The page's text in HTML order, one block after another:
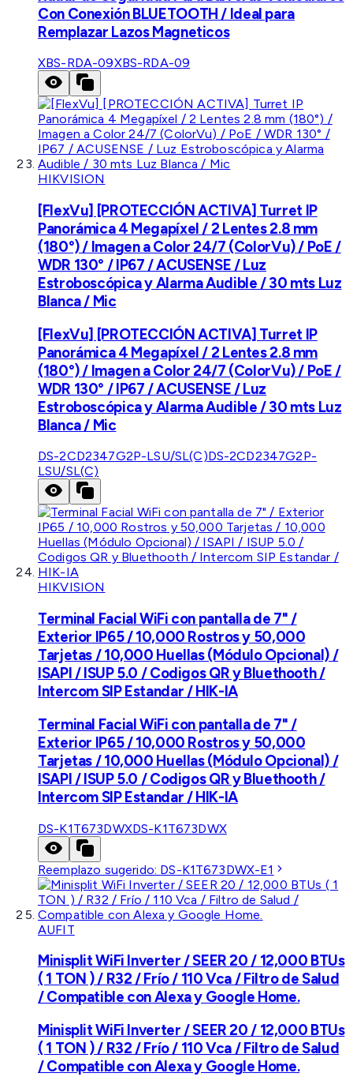
Con Conexión BLUETOOTH / Ideal para
Remplazar Lazos Magneticos
XBS-RDA-09XBS-RDA-09
HIKVISION
[FlexVu] [PROTECCIÓN ACTIVA] Turret IP
Panorámica 4 Megapíxel / 2 Lentes 2.8 mm
(180°) / Imagen a Color 24/7 (ColorVu) / PoE /
WDR 130° / IP67 / ACUSENSE / Luz
Estroboscópica y Alarma Audible / 30 mts Luz
Blanca / Mic
[FlexVu] [PROTECCIÓN ACTIVA] Turret IP
Panorámica 4 Megapíxel / 2 Lentes 2.8 mm
(180°) / Imagen a Color 24/7 (ColorVu) / PoE /
WDR 130° / IP67 / ACUSENSE / Luz
Estroboscópica y Alarma Audible / 30 mts Luz
Blanca / Mic
DS-2CD2347G2P-LSU/SL(C)DS-2CD2347G2P-
LSU/SL(C)
HIKVISION
Terminal Facial WiFi con pantalla de 7" /
Exterior IP65 / 10,000 Rostros y 50,000
Tarjetas / 10,000 Huellas (Módulo Opcional) /
ISAPI / ISUP 5.0 / Codigos QR y Bluethooth /
Intercom SIP Estandar / HIK-IA
Terminal Facial WiFi con pantalla de 7" /
Exterior IP65 / 10,000 Rostros y 50,000
Tarjetas / 10,000 Huellas (Módulo Opcional) /
ISAPI / ISUP 5.0 / Codigos QR y Bluethooth /
Intercom SIP Estandar / HIK-IA
DS-K1T673DWXDS-K1T673DWX
Reemplazo sugerido: DS-K1T673DWX-E1
AUFIT
Minisplit WiFi Inverter / SEER 20 / 12,000 BTUs
( 1 TON ) / R32 / Frío / 110 Vca / Filtro de Salud
/ Compatible con Alexa y Google Home.
Minisplit WiFi Inverter / SEER 20 / 12,000 BTUs
( 1 TON ) / R32 / Frío / 110 Vca / Filtro de Salud
/ Compatible con Alexa y Google Home.